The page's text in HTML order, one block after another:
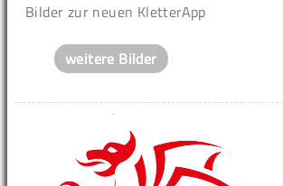
Bilder zur neuen KletterApp
weitere Bilder